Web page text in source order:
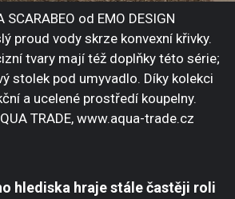
SCARABEO od EMO DESIGN
proud vody skrze konvexní křivky.
tvary mají též doplňky této série;
stolek pod umyvadlo. Díky kolekci
a ucelené prostředí koupelny.
TRADE, www.aqua-trade.cz
hlediska hraje stále častěji roli